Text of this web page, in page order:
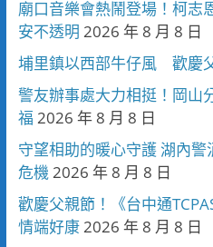
廟口音樂會熱鬧登場！柯志
安不透明 2026 年 8 月 8 日
埔里鎮以西部牛仔風 歡慶
警友辦事處大力相挺！岡山
福 2026 年 8 月 8 日
守望相助的暖心守護 湖內
危機2026 年 8 月 8 日
歡慶父親節！《台中通
情端好康2026 年 8 月 8 日